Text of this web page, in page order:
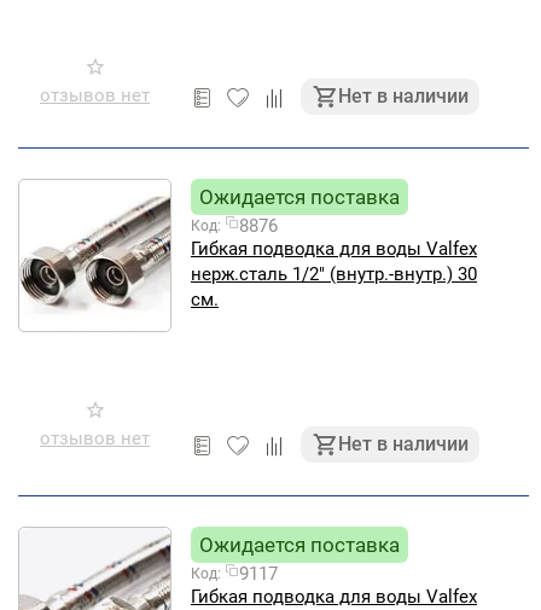
отзывов нет Нет в наличии
отзывов нет
Ожидается поставка
Код:
8876
Гибкая подводка для воды Valfex
нерж.сталь 1/2" (внутр.-внутр.) 30
см.
Нет в наличии
Ожидается поставка
Код:
9117
Гибкая подводка для воды Valfex